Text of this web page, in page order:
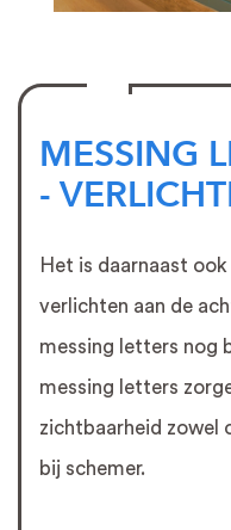
MESSING
-
Het is daarnaast
verlichten aan de
messing letters nog
messing letters
zichtbaarheid zowel
bij schemer.